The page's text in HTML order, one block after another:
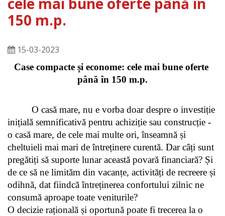
150 m.p.
15-03-2023
Case compacte și econome: cele mai bune oferte
până în 150 m.p.
O casă mare, nu e vorba doar despre o investiție
inițială semnificativă pentru achiziție sau construcție -
o casă mare, de cele mai multe ori, înseamnă și
cheltuieli mai mari de întreținere curentă. Dar câți sunt
pregătiți să suporte lunar această povară financiară? Și
de ce să ne limităm din vacanțe, activități de recreere și
odihnă, dat fiindcă întreținerea confortului zilnic ne
consumă aproape toate veniturile?
O decizie rațională și oportună poate fi trecerea la o